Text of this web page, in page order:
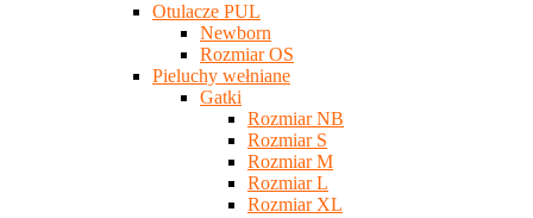
Otulacze PUL
Newborn
Rozmiar OS
Pieluchy wełniane
Gatki
Rozmiar NB
Rozmiar S
Rozmiar M
Rozmiar L
Rozmiar XL